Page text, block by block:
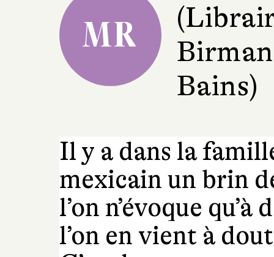
MR
Bains)
Il y a dans la
mexicain un brin
l’on n’évoque
l’on en vient à